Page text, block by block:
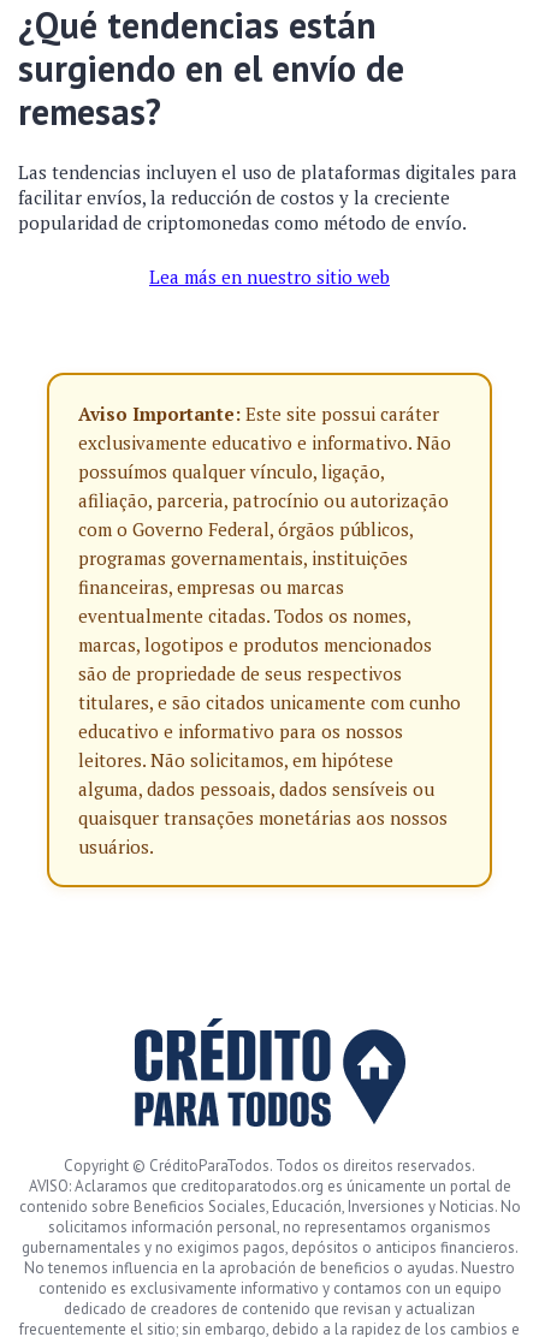
¿Qué tendencias están
surgiendo en el envío de
remesas?
Las tendencias incluyen el uso de plataformas digitales para
facilitar envíos, la reducción de costos y la creciente
popularidad de criptomonedas como método de envío.
Lea más en nuestro sitio web
Aviso Importante: Este site possui caráter
exclusivamente educativo e informativo. Não
possuímos qualquer vínculo, ligação,
afiliação, parceria, patrocínio ou autorização
com o Governo Federal, órgãos públicos,
programas governamentais, instituições
financeiras, empresas ou marcas
eventualmente citadas. Todos os nomes,
marcas, logotipos e produtos mencionados
são de propriedade de seus respectivos
titulares, e são citados unicamente com cunho
educativo e informativo para os nossos
leitores. Não solicitamos, em hipótese
alguma, dados pessoais, dados sensíveis ou
quaisquer transações monetárias aos nossos
usuários.
Copyright © CréditoParaTodos. Todos os direitos reservados.
AVISO: Aclaramos que creditoparatodos.org es únicamente un portal de
contenido sobre Beneficios Sociales, Educación, Inversiones y Noticias. No
solicitamos información personal, no representamos organismos
gubernamentales y no exigimos pagos, depósitos o anticipos financieros.
No tenemos influencia en la aprobación de beneficios o ayudas. Nuestro
contenido es exclusivamente informativo y contamos con un equipo
dedicado de creadores de contenido que revisan y actualizan
frecuentemente el sitio; sin embargo, debido a la rapidez de los cambios e